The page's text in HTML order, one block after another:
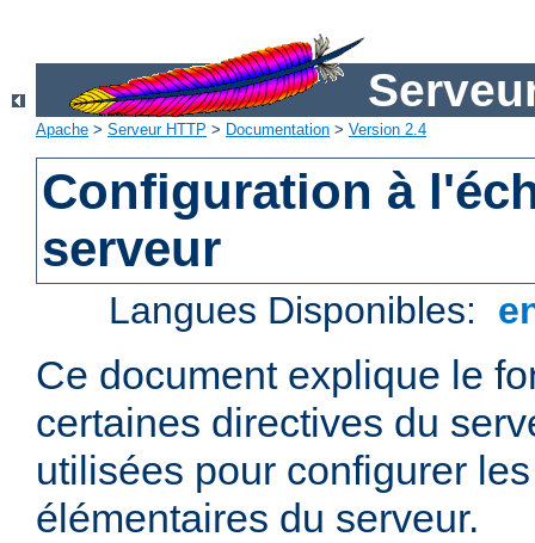
Apache > Serveur HTTP > Documentation > Version 2.4
Configuration à
serveur
Langues Disponibles:
Ce document explique le
certaines directives du
utilisées pour configurer
élémentaires du serveur.